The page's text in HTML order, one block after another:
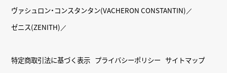
ヴァシュロン・コンスタンタン(VACHERON CONSTANTIN)
ゼニス(ZENITH)
特定商取引法に基づく表示 プライバシーポリシー サイトマップ